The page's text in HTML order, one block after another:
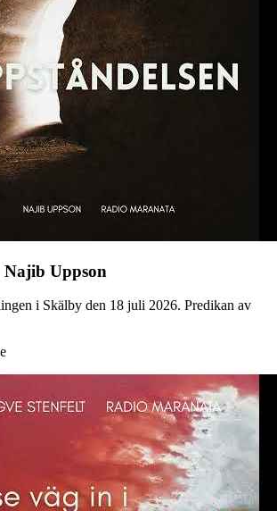
Najib Uppson
i Skälby den 18 juli 2026. Predikan av